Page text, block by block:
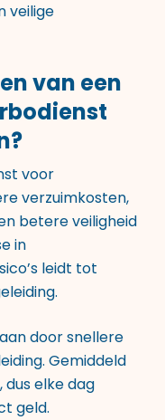
veilige
van een
voor
verzuimkosten,
betere veiligheid
in
leidt tot
door snellere
Gemiddeld
dus elke dag
geld.